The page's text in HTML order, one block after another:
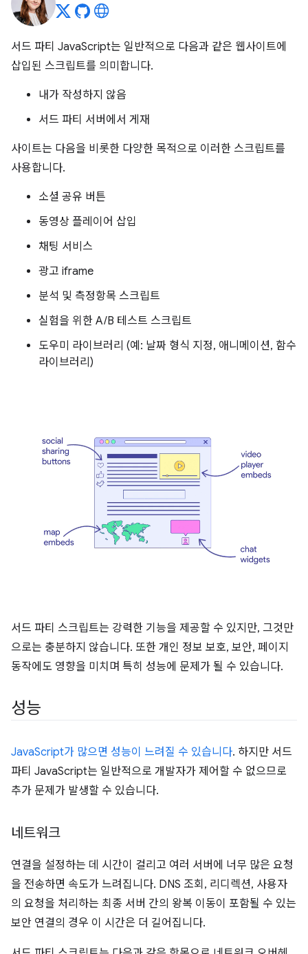
서드 파티 JavaScript는 일반적으로 다음과 같은 웹사이트에
삽입된 스크립트를 의미합니다.
내가 작성하지 않음
서드 파티 서버에서 게재
사이트는 다음을 비롯한 다양한 목적으로 이러한 스크립트를
사용합니다.
소셜 공유 버튼
동영상 플레이어 삽입
채팅 서비스
광고 iframe
분석 및 측정항목 스크립트
실험을 위한 A/B 테스트 스크립트
도우미 라이브러리 (예: 날짜 형식 지정, 애니메이션, 함수
라이브러리)
서드 파티 스크립트는 강력한 기능을 제공할 수 있지만, 그것만
으로는 충분하지 않습니다. 또한 개인 정보 보호, 보안, 페이지
동작에도 영향을 미치며 특히 성능에 문제가 될 수 있습니다.
성능
JavaScript가 많으면 성능이 느려질 수 있습니다. 하지만 서드
파티 JavaScript는 일반적으로 개발자가 제어할 수 없으므로
추가 문제가 발생할 수 있습니다.
네트워크
연결을 설정하는 데 시간이 걸리고 여러 서버에 너무 많은 요청
을 전송하면 속도가 느려집니다. DNS 조회, 리디렉션, 사용자
의 요청을 처리하는 최종 서버 간의 왕복 이동이 포함될 수 있는
보안 연결의 경우 이 시간은 더 길어집니다.